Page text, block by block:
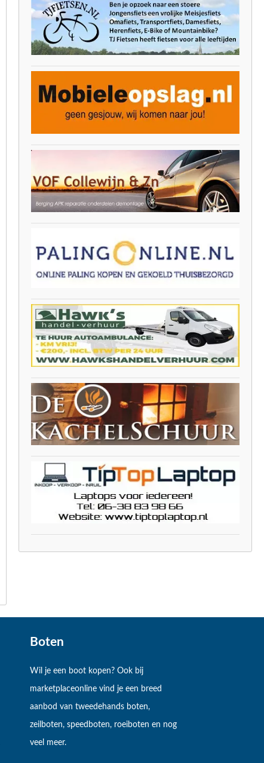
Boten
Wil je een boot kopen? Ook bij
marketplaceonline vind je een breed
aanbod van tweedehands boten,
zeilboten, speedboten, roeiboten en nog
veel meer.